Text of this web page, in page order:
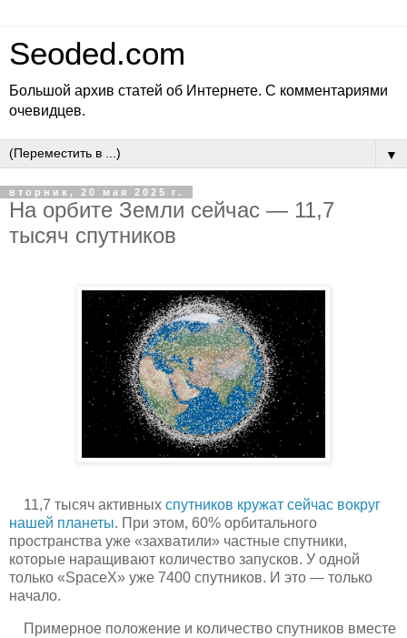
Seoded.com
Большой архив статей об Интернете. С комментариями
очевидцев.
▼
вторник, 20 мая 2025 г.
На орбите Земли сейчас — 11,7
тысяч спутников
11,7 тысяч активных спутников кружат сейчас вокруг
нашей планеты. При этом, 60% орбитального
пространства уже «захватили» частные спутники,
которые наращивают количество запусков. У одной
только «SpaceX» уже 7400 спутников. И это — только
начало.
Примерное положение и количество спутников вместе